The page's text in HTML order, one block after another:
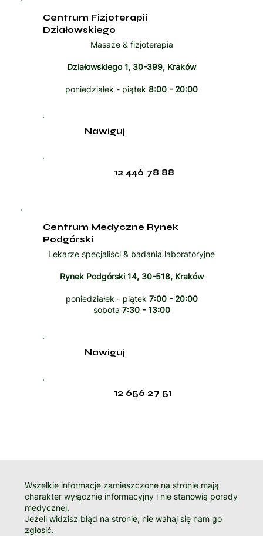
Centrum Fizjoterapii
Działowskiego
Masaże & fizjoterapia
Działowskiego 1, 30-399, Kraków
poniedziałek - piątek 8:00 - 20:00
12 446 78 88
Nawiguj
Centrum Medyczne Rynek
Podgórski
Lekarze specjaliści & badania laboratoryjne
Rynek Podgórski 14, 30-518, Kraków
poniedziałek - piątek 7:00 - 20:00
sobota 7:30 - 13:00
12 656 27 51
Nawiguj
Wszelkie informacje zamieszczone na stronie mają
charakter wyłącznie informacyjny i nie stanowią porady
medycznej.
Jeżeli widzisz błąd na stronie, nie wahaj się nam go
zgłosić.